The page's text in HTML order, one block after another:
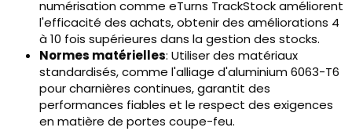
numérisation comme eTurns TrackStock améliorent
l'efficacité des achats, obtenir des améliorations 4
à 10 fois supérieures dans la gestion des stocks.
Normes matérielles: Utiliser des matériaux
standardisés, comme l'alliage d'aluminium 6063-T6
pour charnières continues, garantit des
performances fiables et le respect des exigences
en matière de portes coupe-feu.